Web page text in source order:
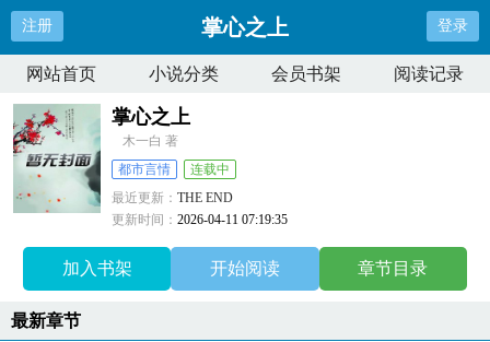
注册 掌心之上 登录
网站首页 小说分类 会员书架 阅读记录
掌心之上
木一白 著
都市言情
连载中
最近更新：THE END
更新时间：2026-04-11 07:19:35
加入书架 开始阅读 章节目录
最新章节